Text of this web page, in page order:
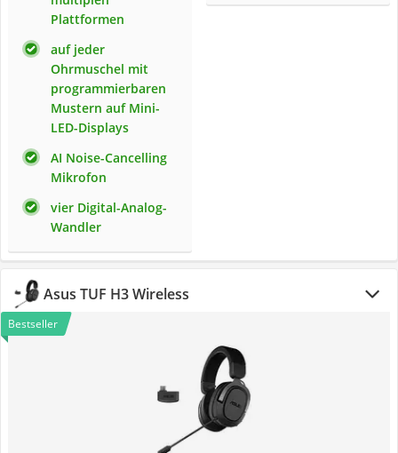
Plattformen
auf jeder
Ohrmuschel mit
programmierbaren
Mustern auf Mini-
LED-Displays
AI Noise-Cancelling
Mikrofon
vier Digital-Analog-
Wandler
Asus TUF H3 Wireless
Bestseller